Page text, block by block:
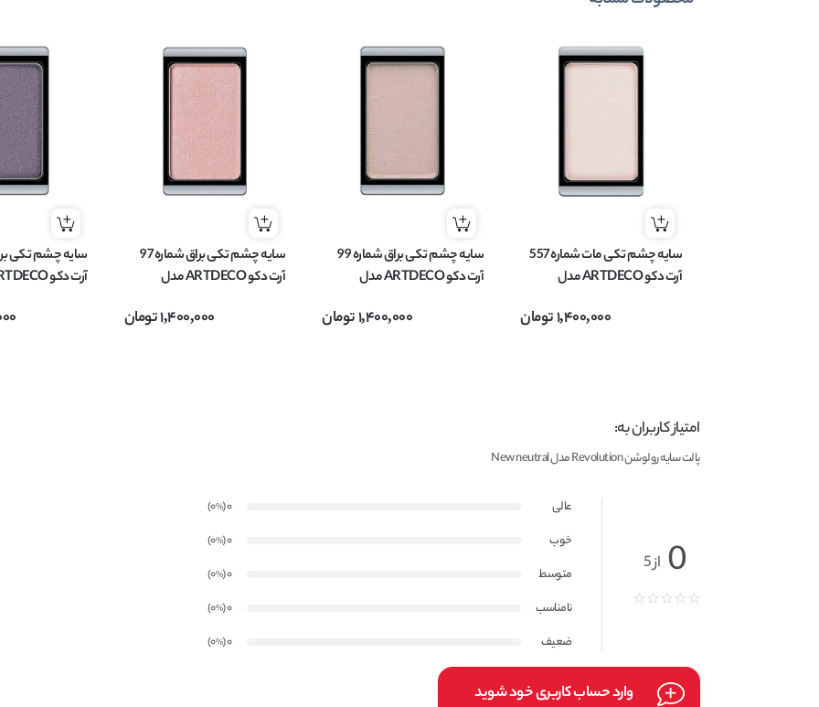
سایه چشم تکی مات شماره 557
آرت دکو ARTDECO مدل
1,400,000تومان
سایه چشم تکی براق شماره 99
آرت دکو ARTDECO مدل
1,400,000تومان
سایه چشم تکی براق شماره 97
آرت دکو ARTDECO مدل
1,400,000تومان
امتیاز کاربران به:
پالت سایه رولوشن Revolution مدل New neutral
0 از 5
عالی 0
(0
%
)
خوب
0
(0
%
)
متوسط
0
(0
%
)
نامناسب
0
(0
%
)
ضعیف
0
(0
%
)
وارد حساب کاربری خود شوید